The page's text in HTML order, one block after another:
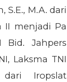
S.E., M.A. dari
II menjadi Pa
Bid. Jahpers
Laksma TNI
dari Iropslat